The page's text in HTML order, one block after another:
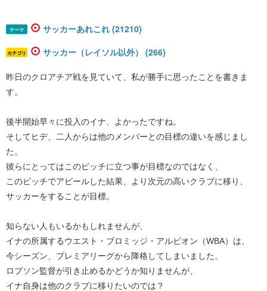
テーマ サッカーあれこれ (21210)
カテゴリ サッカー（レイソル以外） (266)
昨日のクロアチア戦を見ていて、私が勝手に思ったことを書きま
す。
後半開始早々に投入のイナ、よかったですね。
そしてヒデ、二人からは他のメンバーとの目標の違いを感じまし
た。
彼らにとってはこのピッチに立つ事が目標なのではなく、
このピッチでアピールした結果、より次元の高いクラブに移り、
サッカーをすることが目標。
知らない人もいるかもしれませんが、
イナの所属するウエスト・ブロミッジ・アルビオン（WBA）は、
今シーズン、プレミアリーグから降格してしまいました。
ロブソン監督が引き止めるかどうか知りませんが、
イナ自身は他のクラブに移りたいのでは？